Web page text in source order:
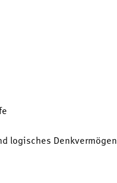
logisches Denkvermögen